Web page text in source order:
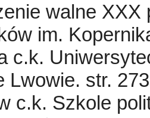
walne XXX
im.
c.k.
Lwowie. str. 273
c.k. Szkole